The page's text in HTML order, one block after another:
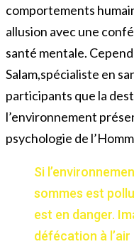
comportements
allusion avec une
santé mentale.
Salam,spécialiste en
participants que la
l’environnement
psychologie de
Si
sommes est
est en danger.
défécation à